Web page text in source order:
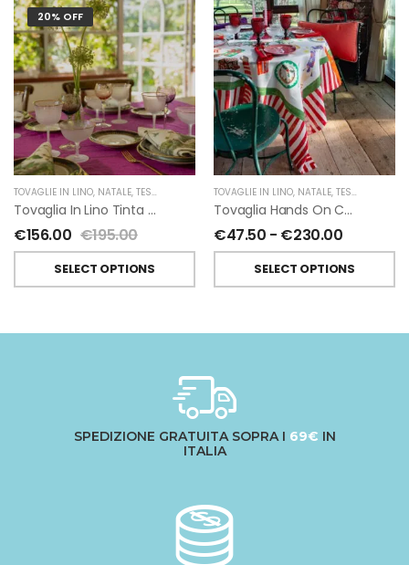
20% OFF
TOVAGLIE IN LINO, NATALE, TESSITURA TOSCANA TELERIE
Tovaglia In Lino Tinta Unita Di Tessitura Toscana Telerie 170×310 Cm
€156.00 €195.00
SELECT OPTIONS
TOVAGLIE IN LINO, NATALE, TESSITURA TOSCANA TELERIE
Tovaglia Hands On Christmas Misto Lino Di Tessitura Toscana Telerie
€47.50 - €230.00
SELECT OPTIONS
SPEDIZIONE GRATUITA SOPRA I 69€ IN
ITALIA